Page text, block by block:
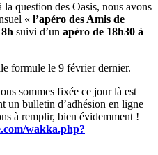
question des Oasis, nous avons
« l’apéro des Amis de
suivi d’un apéro de 18h30 à
formule le 9 février dernier.
sommes fixée ce jour là est
un bulletin d’adhésion en ligne
à remplir, bien évidemment !
wakka.php?